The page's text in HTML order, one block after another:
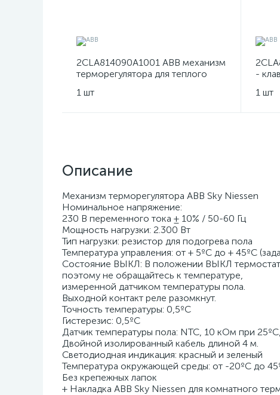
2CLA814090A1001 ABB механизм
терморегулятора для теплого
Niessen
1 шт
-
Sky
1 шт
Описание
Механизм терморегулятора ABB Sky Niessen
Номинальное напряжение:
230 В переменного тока ± 10% / 50-60 Гц
Мощность нагрузки: 2.300 Вт
Тип нагрузки: резистор для подогрева пола
Температура управления: от + 5ºC до + 45ºC
Состояние ВЫКЛ: В положении ВЫКЛ
поэтому не обращайтесь к температуре,
измеренной датчиком температуры пола.
Выходной контакт реле разомкнут.
Точность температуры: 0,5ºC
Гистерезис: 0,5ºC
Датчик температуры пола: NTC, 10 кОм при
Двойной изолированный кабель длиной 4 м.
Светодиодная индикация: красный и зеленый
Температура окружающей среды: от -20ºC до
Без крепежных лапок
+ Накладка ABB Sky Niessen для комнатного